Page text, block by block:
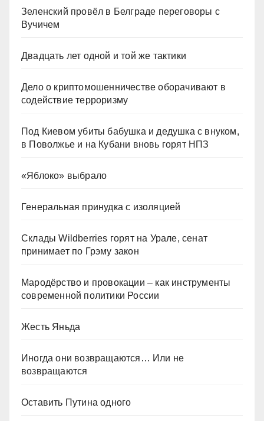
Зеленский провёл в Белграде переговоры с
Вучичем
Двадцать лет одной и той же тактики
Дело о криптомошенничестве оборачивают в
содействие терроризму
Под Киевом убиты бабушка и дедушка с внуком,
в Поволжье и на Кубани вновь горят НПЗ
«Яблоко» выбрало
Генеральная принудка с изоляцией
Склады Wildberries горят на Урале, сенат
принимает по Грэму закон
Мародёрство и провокации – как инструменты
современной политики России
Жесть Яньда
Иногда они возвращаются… Или не
возвращаются
Оставить Путина одного